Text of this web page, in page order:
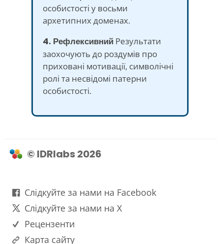
особистості у восьми
архетипних доменах.
4. Рефлексивний Результати
заохочують до роздумів про
приховані мотивації, символічні
ролі та несвідомі патерни
особистості.
© IDRlabs 2026
Слідкуйте за нами на Facebook
Слідкуйте за нами на X
Рецензенти
Карта сайту